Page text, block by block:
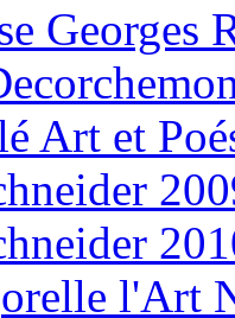
Georges
Art et
l'Art